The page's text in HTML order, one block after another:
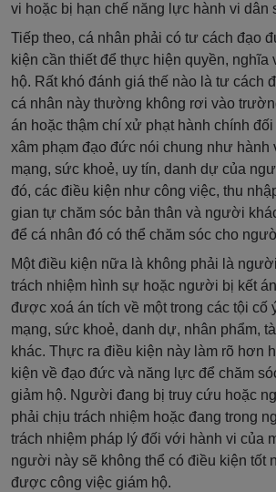
vi hoặc bị hạn chế năng lực hành vi dân
Tiếp theo, cá nhân phải có tư cách đạo
kiện cần thiết để thực hiện quyền,
hộ. Rất khó đánh giá thế nào là tư cách
cá nhân này thường không rơi vào
án hoặc thậm chí xử phạt hành chính
xâm phạm đạo đức nói chung như hành
mạng, sức khoẻ, uy tín, danh dự của
đó, các điều kiện như công việc, thu
gian tự chăm sóc bản thân và người
để cá nhân đó có thể chăm sóc cho
Một điều kiện nữa là không phải là
trách nhiệm hình sự hoặc người bị kết
được xoá án tích về một trong các tội cố
mạng, sức khoẻ, danh dự, nhân phẩm,
khác. Thực ra điều kiện này làm rõ hơn
kiện về đạo đức và năng lực để chăm
giảm hộ. Người đang bị truy cứu hoặc
phải chịu trách nhiệm hoặc đang trong
trách nhiệm pháp lý đối với hành vi của
người này sẽ không thể có điều kiện tốt
được công việc giám hộ.